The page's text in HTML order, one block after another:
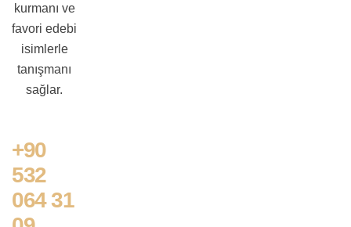
kurmanı ve
favori edebi
isimlerle
tanışmanı
sağlar.
+90
532
064 31